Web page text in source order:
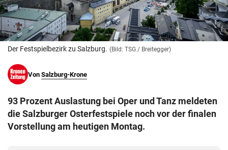
© Krone Multimedia GmbH & Co KG 2026
Muthgasse 2, 1190 Wien
Der Festspielbezirk zu Salzburg. (Bild: TSG / Breitegger)
Von Salzburg-Krone
93 Prozent Auslastung bei Oper und Tanz meldeten
die Salzburger Osterfestspiele noch vor der finalen
Vorstellung am heutigen Montag.